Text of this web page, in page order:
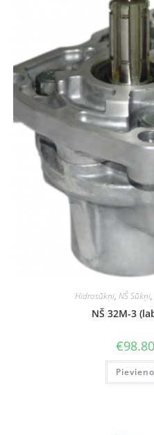
Hidrosūkņi, NŠ Sūkņi,
NŠ 32M-3
€98.80